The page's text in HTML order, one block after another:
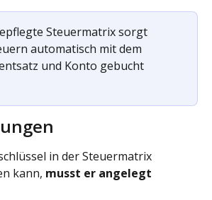
Steuermatrix sorgt
automatisch mit dem
und Konto gebucht
in der Steuermatrix
kann, musst er angelegt